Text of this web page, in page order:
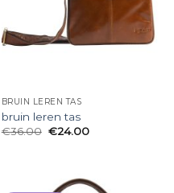
BRUIN LEREN TAS
bruin leren tas
€36.00 €24.00